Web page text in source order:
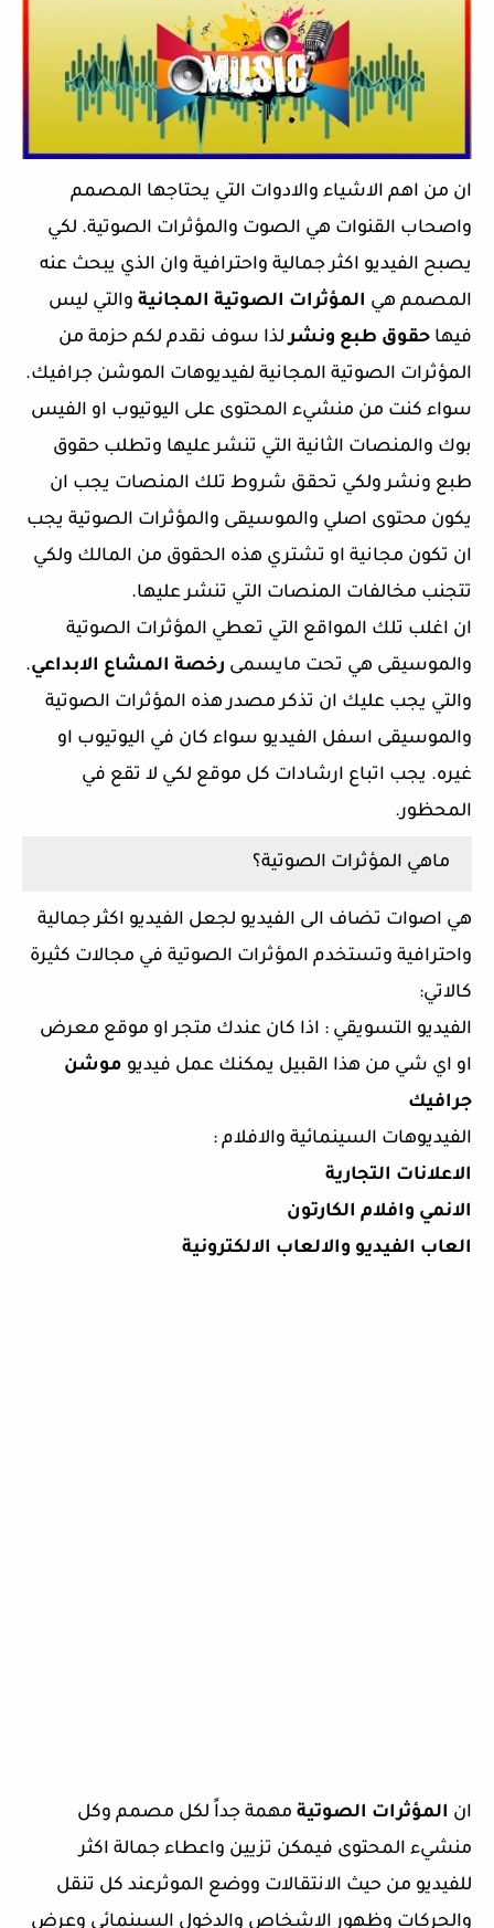
ان من اهم الاشياء والادوات التي يحتاجها المصمم
واصحاب القنوات هي الصوت والمؤثرات الصوتية. لكي
يصبح الفيديو اكثر جمالية واحترافية وان الذي يبحث عنه
المصمم هي المؤثرات الصوتية المجانية والتي ليس
فيها حقوق طبع ونشرلذا سوف نقدم لكم حزمة من
المؤثرات الصوتية المجانية لفيديوهات الموشن جرافيك.
سواء كنت من منشيء المحتوى على اليوتيوب او الفيس
بوك والمنصات الثانية التي تنشر عليها وتطلب حقوق
طبع ونشر ولكي تحقق شروط تلك المنصات يجب ان
يكون محتوى اصلي والموسيقى والمؤثرات الصوتية يجب
ان تكون مجانية او تشتري هذه الحقوق من المالك ولكي
تتجنب مخالفات المنصات التي تنشر عليها.
ان اغلب تلك المواقع التي تعطي المؤثرات الصوتية
والموسيقى هي تحت مايسمى رخصة المشاع الابداعي.
والتي يجب عليك ان تذكر مصدر هذه المؤثرات الصوتية
والموسيقى اسفل الفيديو سواء كان في اليوتيوب او
غيره. يجب اتباع ارشادات كل موقع لكي لا تقع في
المحظور.
ماهي المؤثرات الصوتية؟
هي اصوات تضاف الى الفيديو لجعل الفيديو اكثر جمالية
واحترافية وتستخدم المؤثرات الصوتية في مجالات كثيرة
كالاتي:
الفيديو التسويقي : اذا كان عندك متجر او موقع معرض
او اي شي من هذا القبيل يمكنك عمل فيديو موشن
جرافيك
الفيديوهات السينمائية والافلام :
الاعلانات التجارية
الانمي وافلام الكارتون
العاب الفيديو والالعاب الالكترونية
ان المؤثرات الصوتية مهمة جداً لكل مصمم وكل
منشيء المحتوى فيمكن تزيين واعطاء جمالة اكثر
للفيديو من حيث الانتقالات ووضع الموثرعند كل تنقل
والحركات وظهور الاشخاص والدخول السينمائي وعرض